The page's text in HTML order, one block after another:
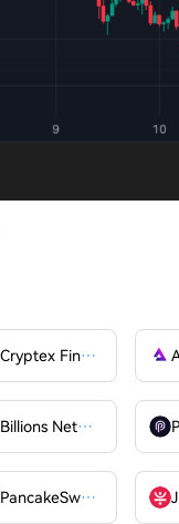
Cryptex Finance
Billions Network
PancakeSwap